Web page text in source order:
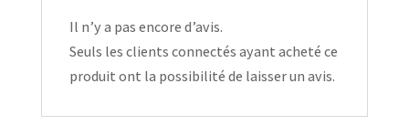
Il n’y a pas encore d’avis.
Seuls les clients connectés ayant acheté ce
produit ont la possibilité de laisser un avis.